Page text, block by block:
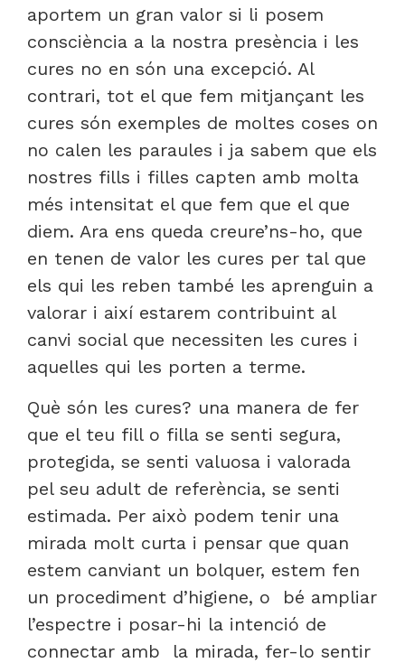
aportem un gran valor si li posem
consciència a la nostra presència i les
cures no en són una excepció. Al
contrari, tot el que fem mitjançant les
cures són exemples de moltes coses on
no calen les paraules i ja sabem que els
nostres fills i filles capten amb molta
més intensitat el que fem que el que
diem. Ara ens queda creure’ns-ho, que
en tenen de valor les cures per tal que
els qui les reben també les aprenguin a
valorar i així estarem contribuint al
canvi social que necessiten les cures i
aquelles qui les porten a terme.
Què són les cures? una manera de fer
que el teu fill o filla se senti segura,
protegida, se senti valuosa i valorada
pel seu adult de referència, se senti
estimada. Per això podem tenir una
mirada molt curta i pensar que quan
estem canviant un bolquer, estem fen
un procediment d’higiene, o bé ampliar
l’espectre i posar-hi la intenció de
connectar amb la mirada, fer-lo sentir